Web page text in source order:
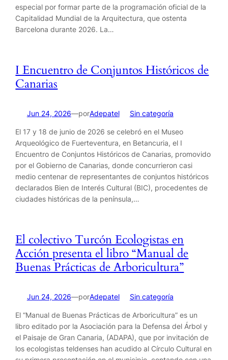
especial por formar parte de la programación oficial de la
Capitalidad Mundial de la Arquitectura, que ostenta
Barcelona durante 2026. La…
I Encuentro de Conjuntos Históricos de
Canarias
Jun 24, 2026—porAdepatelen Sin categoría
El 17 y 18 de junio de 2026 se celebró en el Museo
Arqueológico de Fuerteventura, en Betancuria, el I
Encuentro de Conjuntos Históricos de Canarias, promovido
por el Gobierno de Canarias, donde concurrieron casi
medio centenar de representantes de conjuntos históricos
declarados Bien de Interés Cultural (BIC), procedentes de
ciudades históricas de la península,…
El colectivo Turcón Ecologistas en
Acción presenta el libro “Manual de
Buenas Prácticas de Arboricultura”
Jun 24, 2026—porAdepatelen Sin categoría
El “Manual de Buenas Prácticas de Arboricultura” es un
libro editado por la Asociación para la Defensa del Árbol y
el Paisaje de Gran Canaria, (ADAPA), que por invitación de
los ecologistas teldenses han acudido al Círculo Cultural en